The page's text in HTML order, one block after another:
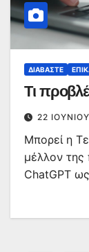
ΔΙΑΒΆΣΤΕ
Τι
22
Μπορεί η
μέλλον της
ChatGPT